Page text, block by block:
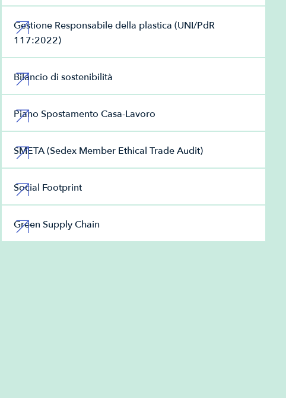
Gestione Responsabile della plastica (UNI/PdR
117:2022)
Bilancio di sostenibilità
Piano Spostamento Casa-Lavoro
SMETA (Sedex Member Ethical Trade Audit)
Social Footprint
Green Supply Chain